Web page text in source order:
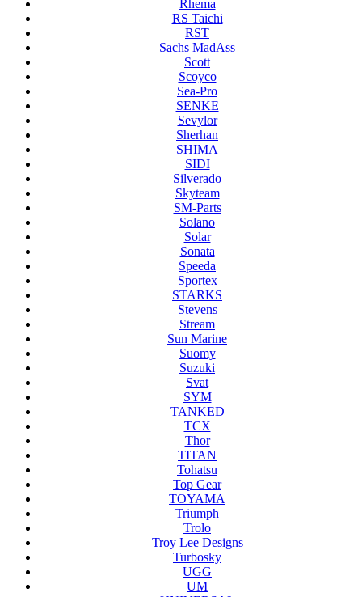
Rhema
RS Taichi
RST
Sachs MadAss
Scott
Scoyco
Sea-Pro
SENKE
Sevylor
Sherhan
SHIMA
SIDI
Silverado
Skyteam
SM-Parts
Solano
Solar
Sonata
Speeda
Sportex
STARKS
Stevens
Stream
Sun Marine
Suomy
Suzuki
Svat
SYM
TANKED
TCX
Thor
TITAN
Tohatsu
Top Gear
TOYAMA
Triumph
Trolo
Troy Lee Designs
Turbosky
UGG
UM